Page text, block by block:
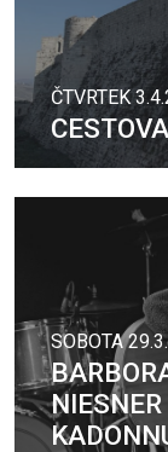
ČTVRTEK
SOBOTA